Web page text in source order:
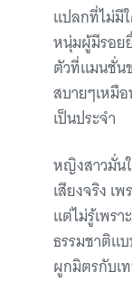
แปลกที่ไม่มี
หนุ่มผู้มีรอย
ตัวที่แมนชั่น
สบายๆเหมื
เป็นประจำ
หญิงสาวมั่น
เสียงจริง เ
แต่ไม่รู้เพรา
ธรรมชาติแ
ผูกมิตรกับเ